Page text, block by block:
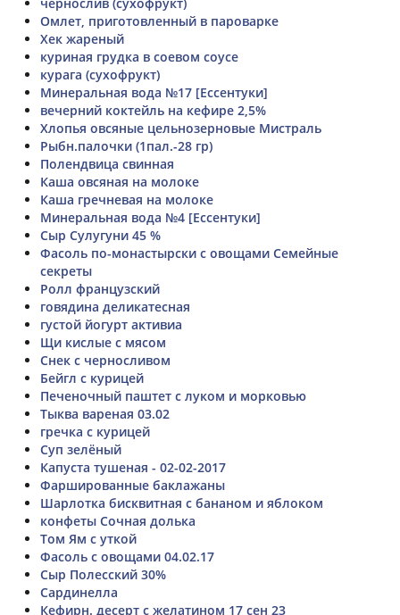
Омлет, приготовленный в пароварке
Хек жареный
куриная грудка в соевом соусе
курага (сухофрукт)
Минеральная вода №17 [Ессентуки]
вечерний коктейль на кефире 2,5%
Хлопья овсяные цельнозерновые Мистраль
Рыбн.палочки (1пал.-28 гр)
Полендвица свинная
Каша овсяная на молоке
Каша гречневая на молоке
Минеральная вода №4 [Ессентуки]
Сыр Сулугуни 45 %
Фасоль по-монастырски с овощами Семейные
секреты
Ролл французский
говядина деликатесная
густой йогурт активиа
Щи кислые с мясом
Снек с черносливом
Бейгл с курицей
Печеночный паштет с луком и морковью
Тыква вареная 03.02
гречка с курицей
Суп зелёный
Капуста тушеная - 02-02-2017
Фаршированные баклажаны
Шарлотка бисквитная с бананом и яблоком
конфеты Сочная долька
Том Ям с уткой
Фасоль с овощами 04.02.17
Сыр Полесский 30%
Сардинелла
Кефирн. десерт с желатином 17 сен 23